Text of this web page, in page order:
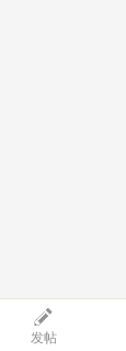
发帖